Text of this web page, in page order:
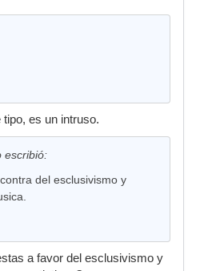
tipo, es un intruso.
escribió:
del esclusivismo y
a favor del esclusivismo y